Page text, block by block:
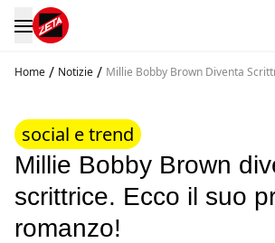
Home / Notizie / Millie Bobby Brown Diventa
social e trend
Millie Bobby Brown
scrittrice. Ecco il suo
romanzo!